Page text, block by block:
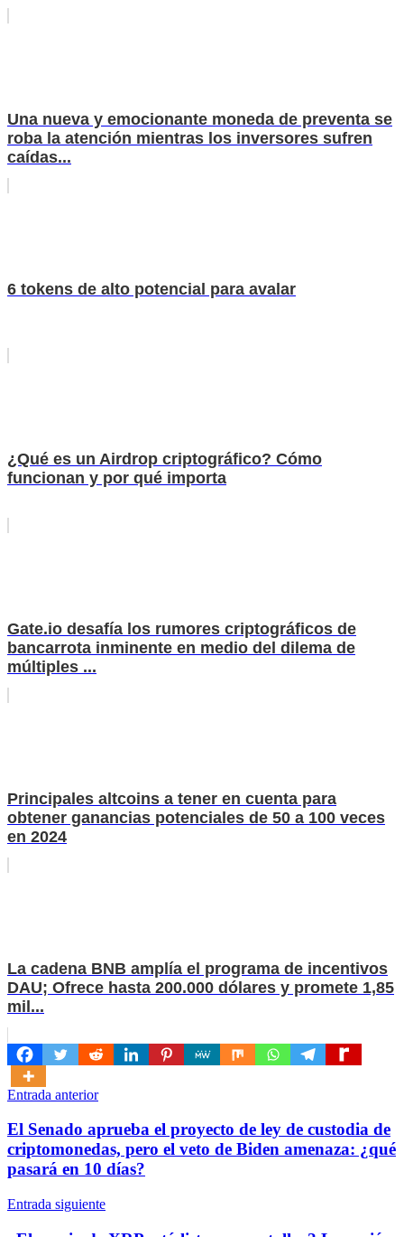
Una nueva y emocionante moneda de preventa se
roba la atención mientras los inversores sufren
caídas...
6 tokens de alto potencial para avalar
¿Qué es un Airdrop criptográfico? Cómo
funcionan y por qué importa
Gate.io desafía los rumores criptográficos de
bancarrota inminente en medio del dilema de
múltiples ...
Principales altcoins a tener en cuenta para
obtener ganancias potenciales de 50 a 100 veces
en 2024
La cadena BNB amplía el programa de incentivos
DAU; Ofrece hasta 200.000 dólares y promete 1,85
mil...
Navegación
de
entradas
Entrada anterior
El Senado aprueba el proyecto de ley de custodia de
criptomonedas, pero el veto de Biden amenaza: ¿qué
pasará en 10 días?
Entrada siguiente